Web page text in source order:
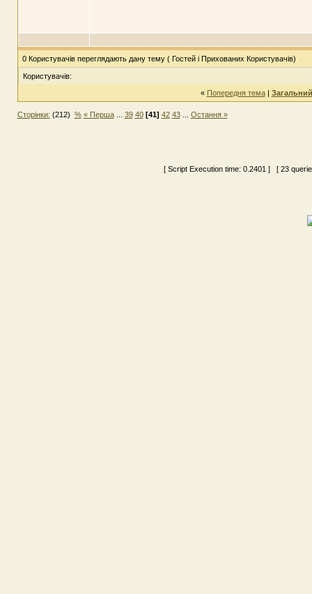
0 Користувачів переглядають дану тему ( Гостей і Прихованих Користувачів)
Користувачів:
« Попередня тема|
Сторінки: (212) % « Перша... 39 40 [41] 42 43... Остання »
[ Script Execution time: 0.2401 ] [ 23